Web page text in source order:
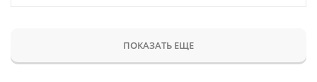
ПОКАЗАТЬ ЕЩЕ